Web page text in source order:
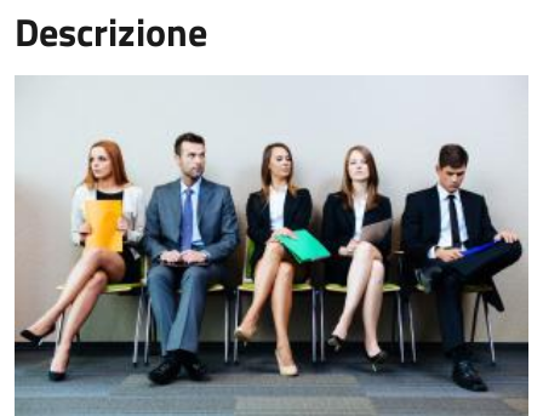
Descrizione